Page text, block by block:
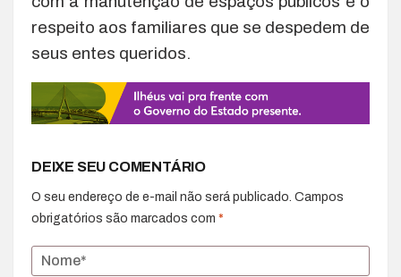
respeito aos familiares que se despedem de
seus entes queridos.
DEIXE SEU COMENTÁRIO
O seu endereço de e-mail não será publicado. Campos
obrigatórios são marcados com *